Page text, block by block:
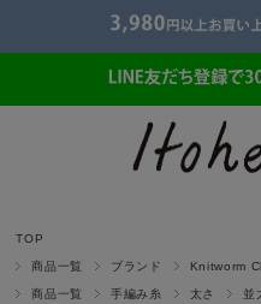
TOP
商品一覧 ブランド Knitworm
商品一覧 手編み糸 太さ 並